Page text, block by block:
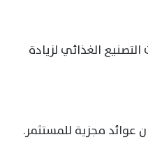
الغذائي لزيادة
عوائد مجزية للمستثمر.